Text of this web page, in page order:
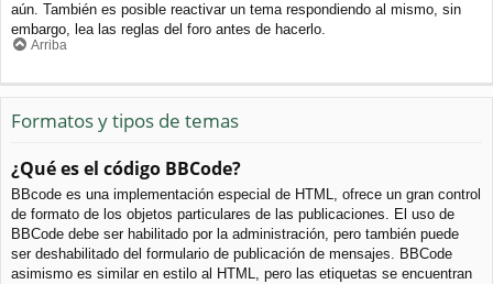
aún. También es posible reactivar un tema respondiendo al mismo, sin
embargo, lea las reglas del foro antes de hacerlo.
Arriba
Formatos y tipos de temas
¿Qué es el código BBCode?
BBcode es una implementación especial de HTML, ofrece un gran control
de formato de los objetos particulares de las publicaciones. El uso de
BBCode debe ser habilitado por la administración, pero también puede
ser deshabilitado del formulario de publicación de mensajes. BBCode
asimismo es similar en estilo al HTML, pero las etiquetas se encuentran